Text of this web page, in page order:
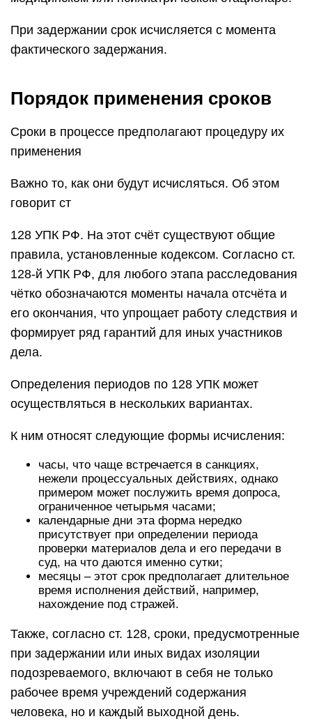
При задержании срок исчисляется с момента
фактического задержания.
Порядок применения сроков
Сроки в процессе предполагают процедуру их
применения
Важно то, как они будут исчисляться. Об этом
говорит ст
128 УПК РФ. На этот счёт существуют общие
правила, установленные кодексом. Согласно ст.
128-й УПК РФ, для любого этапа расследования
чётко обозначаются моменты начала отсчёта и
его окончания, что упрощает работу следствия и
формирует ряд гарантий для иных участников
дела.
Определения периодов по 128 УПК может
осуществляться в нескольких вариантах.
К ним относят следующие формы исчисления:
часы, что чаще встречается в санкциях,
нежели процессуальных действиях, однако
примером может послужить время допроса,
ограниченное четырьмя часами;
календарные дни эта форма нередко
присутствует при определении периода
проверки материалов дела и его передачи в
суд, на что даются именно сутки;
месяцы – этот срок предполагает длительное
время исполнения действий, например,
нахождение под стражей.
Также, согласно ст. 128, сроки, предусмотренные
при задержании или иных видах изоляции
подозреваемого, включают в себя не только
рабочее время учреждений содержания
человека, но и каждый выходной день.